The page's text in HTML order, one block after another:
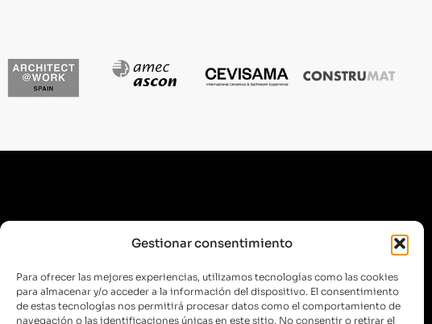
Gestionar consentimiento
Para ofrecer las mejores experiencias, utilizamos tecnologías como las cookies
para almacenar y/o acceder a la información del dispositivo. El consentimiento
de estas tecnologías nos permitirá procesar datos como el comportamiento de
navegación o las identificaciones únicas en este sitio. No consentir o retirar el
SUSCRÍBETE A NUESTRA